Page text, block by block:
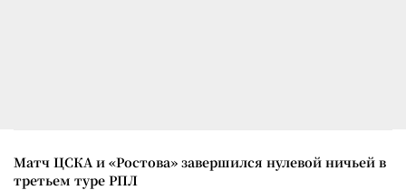
Матч ЦСКА и «Ростова» завершился нулевой ничьей в
третьем туре РПЛ